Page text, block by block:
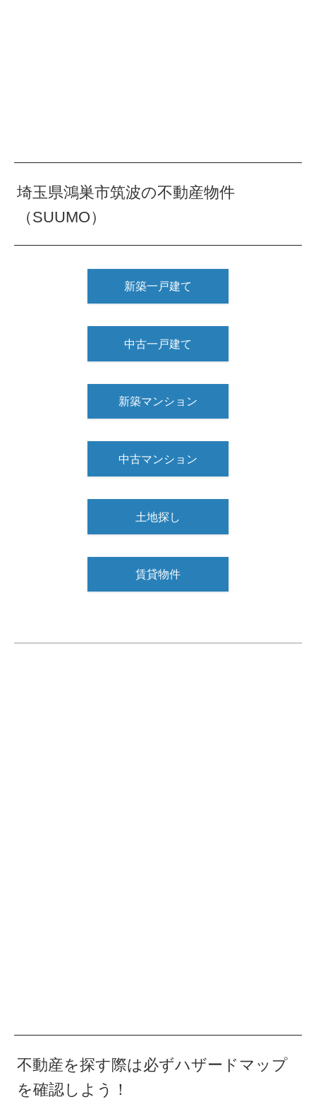
埼玉県鴻巣市筑波の不動産物件
（SUUMO）
新築一戸建て
中古一戸建て
新築マンション
中古マンション
土地探し
賃貸物件
不動産を探す際は必ずハザードマップ
を確認しよう！